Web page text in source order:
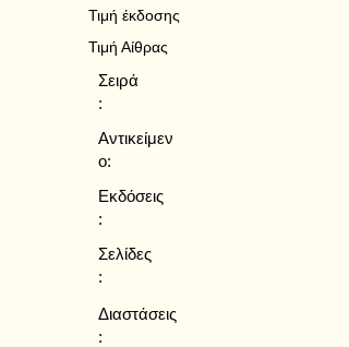
Τιμή έκδοσης
Τιμή Αίθρας
Σειρά
:
Αντικείμεν
ο:
Εκδόσεις
:
Σελίδες
:
Διαστάσεις
: